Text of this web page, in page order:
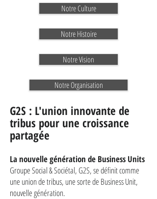
Notre Culture
Notre Histoire
Notre Vision
Notre Organisation
G2S : L'union innovante de
tribus pour une croissance
partagée
La nouvelle génération de Business Units
Groupe Social & Sociétal, G2S, se définit comme
une union de tribus, une sorte de Business Unit,
nouvelle génération.